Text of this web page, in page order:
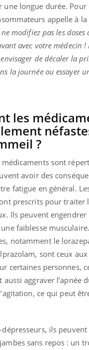
une longue durée. Pour
appelle à
modifiez pas les
avec votre médecin
de décaler la
la journée ou essayer
les
?
médicaments sont
avoir des
fatigue en général.
prescrits pour traiter
Ils peuvent engendrer
faiblesse
notamment le
sont ceux
certaines personnes,
aggraver l’apnée
ce qui peut
ils peuvent
sans repos : un